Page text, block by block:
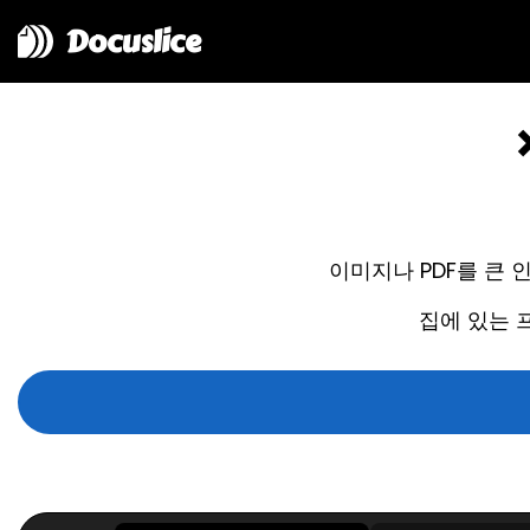
Docuslice
이미지나 PDF를 큰
집에 있는